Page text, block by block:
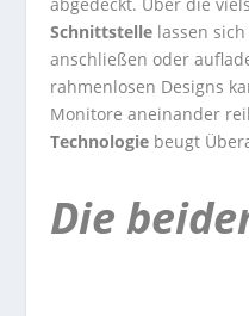
Schnittstelle lassen
anschließen oder
rahmenlosen Designs
Monitore aneinander
Technologie beugt
Die